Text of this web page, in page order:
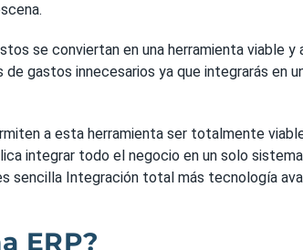
se conviertan en una herramienta viable
gastos innecesarios ya que integrarás
a esta herramienta ser totalmente
integrar todo el negocio en un solo
sencilla Integración total más tecnología
ERP?